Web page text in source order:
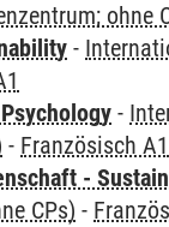
ohne
-
-
- Französisch A1
-
CPs) -